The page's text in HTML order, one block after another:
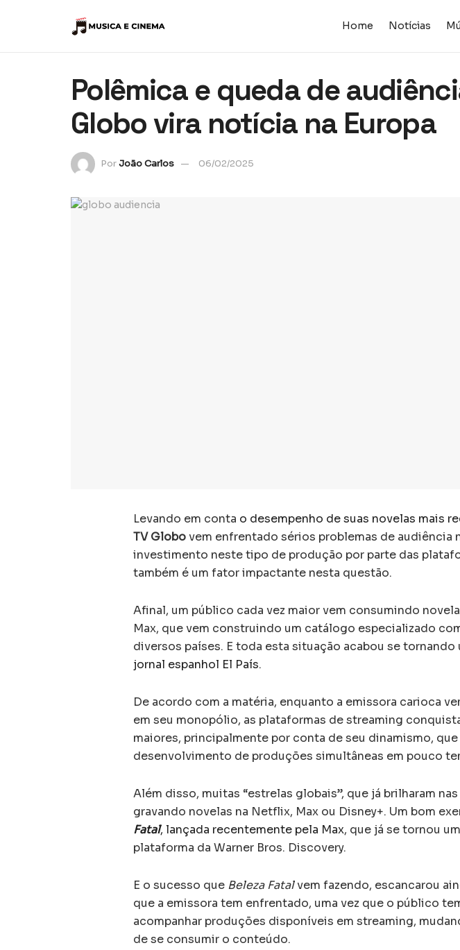
Home Notícias
Polêmica e queda de
Globo vira notícia na Europa
PorJoão Carlos 06/02/2025
Levando em conta o desempenho de suas novelas mais
TV Globovem enfrentado sérios problemas de audiência
investimento neste tipo de produção por parte das
também é um fator impactante nesta questão.
Afinal, um público cada vez maior vem consumindo
Max, que vem construindo um catálogo especializado
diversos países. E toda esta situação acabou se tornando
jornal espanhol El País.
De acordo com a matéria, enquanto a emissora carioca
em seu monopólio, as plataformas de streaming
maiores, principalmente por conta de seu dinamismo,
desenvolvimento de produções simultâneas em pouco
Além disso, muitas “estrelas globais”, que já brilharam
gravando novelas na Netflix, Max ou Disney+. Um bom
Fatal, lançada recentemente pela Max, que já se tornou
plataforma da Warner Bros. Discovery.
E o sucesso que Beleza Fatalvem fazendo, escancarou
que a emissora tem enfrentado, uma vez que o público
acompanhar produções disponíveis em streaming,
de se consumir o conteúdo.